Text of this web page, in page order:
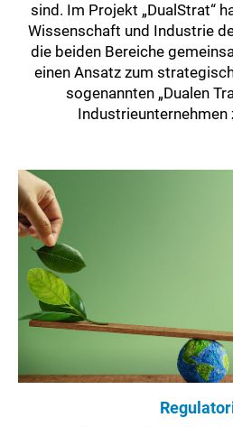
sind. Im Projekt „DualStrat“
Wissenschaft und Industrie
die beiden Bereiche
einen Ansatz zum
sogenannten „Dualen
Industrieunternehmen